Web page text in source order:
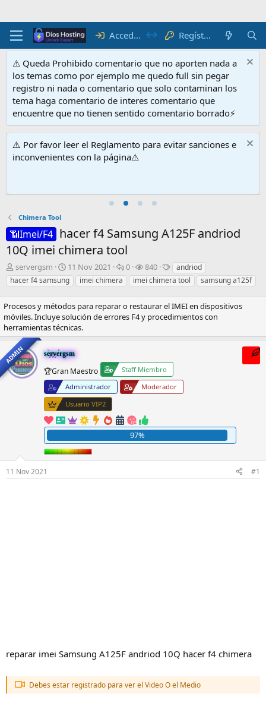
Acceder Regístrate
⚠ Queda Prohibido comentario que no aporten nada a
los temas como por ejemplo me quedo full sin pegar
registro ni nada o comentario que solo contaminan los
tema haga comentario de interes comentario que
encuentre que no tienen sentido comentario borrado⚡
⚠️ Por favor leer el Reglamento para evitar sanciones e
inconvenientes con la página⚠️
Chimera Tool
📶Imei/F4 hacer f4 Samsung A125F andriod
10Q imei chimera tool
I
n
i
i
a
d
o
r
d
e
servergsm
F
e
c
a
d
e
n
i
c
i
o
11 Nov 2021
R
e
s
u
e
s
0
V
i
s
t
a
840
E
t
i
u
e
andriod
hacer f4 samsung
imei chimera imei chimera tool samsung a125f
Procesos y métodos para reparar o restaurar el IMEI en dispositivos
móviles. Incluye solución de errores F4 y procedimientos con
herramientas técnicas.
ADMIN servergsm
🏆Gran Maestro
Staff Miembro
Administrador
Moderador
Usuario VIP2
97%
11 Nov 2021 #1
reparar imei Samsung A125F andriod 10Q hacer f4 chimera
Debes estar registrado para ver el Video O el Medio